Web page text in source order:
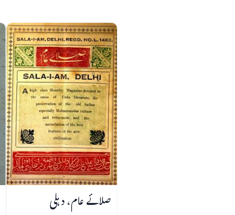
صلائے عام، دہلی